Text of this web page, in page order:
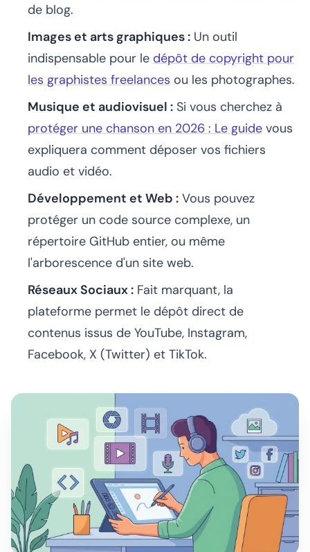
de blog.
Images et arts graphiques : Un outil
indispensable pour le dépôt de copyright pour
les graphistes freelances ou les photographes.
Musique et audiovisuel : Si vous cherchez à
protéger une chanson en 2026 : Le guide vous
expliquera comment déposer vos fichiers
audio et vidéo.
Développement et Web : Vous pouvez
protéger un code source complexe, un
répertoire GitHub entier, ou même
l'arborescence d'un site web.
Réseaux Sociaux : Fait marquant, la
plateforme permet le dépôt direct de
contenus issus de YouTube, Instagram,
Facebook, X (Twitter) et TikTok.